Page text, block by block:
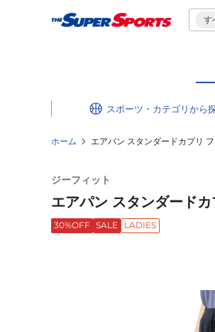
す
スポーツ・カテゴリ
ホーム エアパン スタンダードカプリ
ジーフィット
エアパン スタンダード
30%OFF SALE LADIES